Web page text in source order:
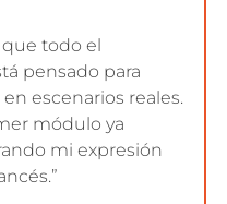
que todo el
pensado para
escenarios reales.
módulo ya
mi expresión